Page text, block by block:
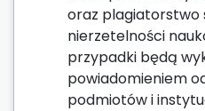
oraz plagiatorstwo
nierzetelności
przypadki będą
powiadomieniem
podmiotów i